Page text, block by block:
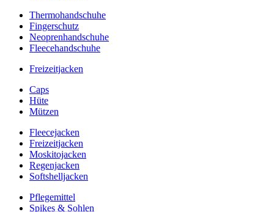
Thermohandschuhe
Fingerschutz
Neoprenhandschuhe
Fleecehandschuhe
Freizeitjacken
Caps
Hüte
Mützen
Fleecejacken
Freizeitjacken
Moskitojacken
Regenjacken
Softshelljacken
Pflegemittel
Spikes & Sohlen